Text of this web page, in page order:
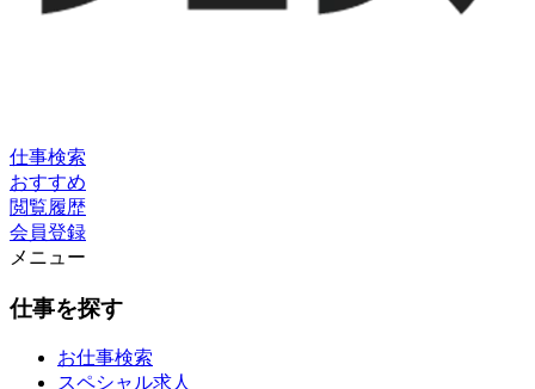
仕事検索
おすすめ
閲覧履歴
会員登録
メニュー
仕事を探す
お仕事検索
スペシャル求人